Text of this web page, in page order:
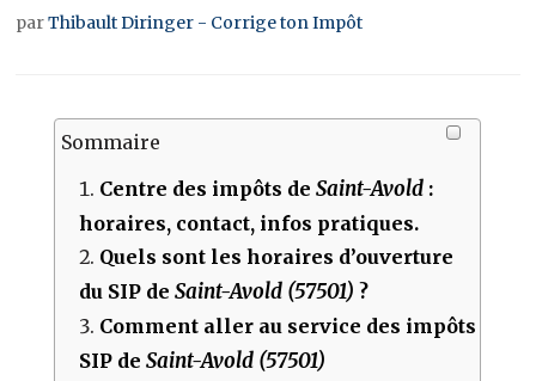
parThibault Diringer - Corrige ton Impôt
Sommaire
Centre des impôts deSaint-Avold :
horaires, contact, infos pratiques.
Quels sont les horaires d’ouverture
du SIP deSaint-Avold (57501) ?
Comment aller au service des impôts
SIP deSaint-Avold (57501)